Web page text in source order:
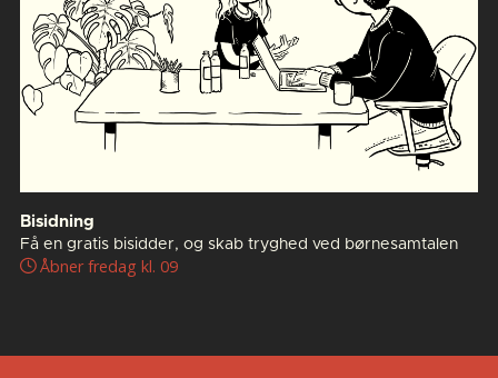
Bisidning
Få en gratis bisidder, og skab tryghed ved børnesamtalen
Åbner fredag kl. 09